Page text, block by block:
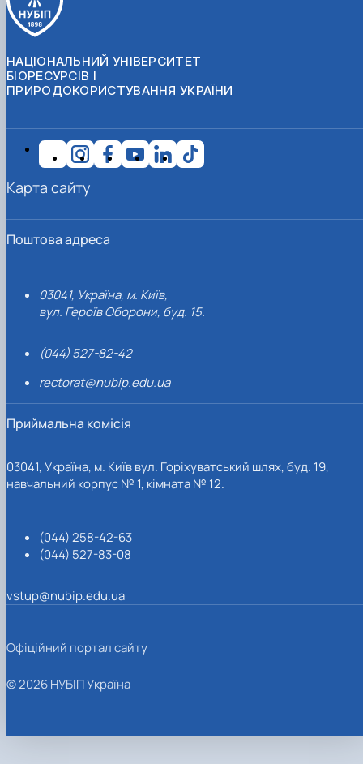
НАЦІОНАЛЬНИЙ УНІВЕРСИТЕТ
БІОРЕСУРСІВ І
ПРИРОДОКОРИСТУВАННЯ УКРАЇНИ
Поштова адреса
03041, Україна, м. Київ,
вул. Героїв Оборони, буд. 15.
(044) 527-82-42
rectorat@nubip.edu.ua
Приймальна комісія
03041, Україна, м. Київ вул. Горіхуватський шлях, буд. 19,
навчальний корпус № 1, кімната № 12.
(044) 258-42-63
(044) 527-83-08
vstup@nubip.edu.ua
Карта сайту
Офіційний портал сайту
© 2026 НУБІП Україна